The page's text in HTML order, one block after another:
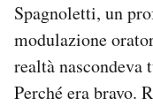
Spagnoletti, un
modulazione
realtà nascondeva
Perché era bravo.